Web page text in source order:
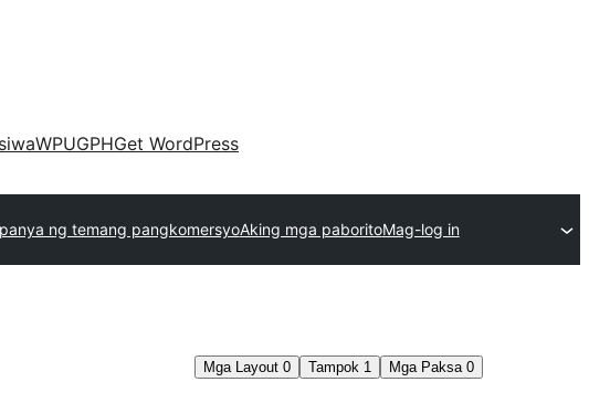
WPUGPHGet WordPress
ng temang pangkomersyoAking mga paboritoMag-log in
Mga Layout 0 Tampok 1 Mga Paksa 0